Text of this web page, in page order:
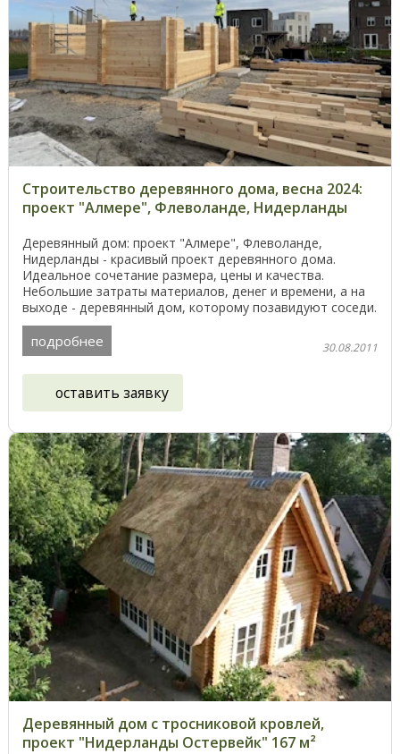
Строительство деревянного дома, весна 2024:
проект "Алмере", Флеволанде, Нидерланды
Деревянный дом: проект "Алмере", Флеволанде,
Нидерланды - красивый проект деревянного дома.
Идеальное сочетание размера, цены и качества.
Небольшие затраты материалов, денег и времени, а на
выходе - деревянный дом, которому позавидуют соседи.
...
подробнее 30.08.2011
оставить заявку
Деревянный дом с тросниковой кровлей,
проект "Нидерланды Остервейк" 167 м²